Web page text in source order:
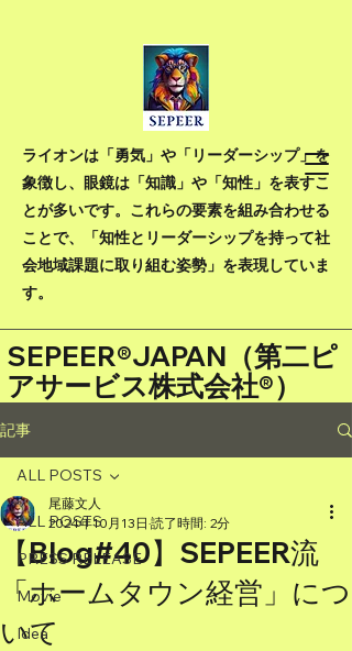
ライオンは「勇気」や「リーダーシップ」を
象徴し、眼鏡は「知識」や「知性」を表すこ
とが多いです。これらの要素を組み合わせる
ことで、「知性とリーダーシップを持って社
会地域課題に取り組む姿勢」を表現していま
す。
SEPEER®JAPAN（第二ピ
アサービス株式会社®）
記事
ALL POSTS
PRESS RELEASE
Movie
Idea
ALL POSTS
【Blog#40】SEPEER流
「ホームタウン経営」につ
いて
尾藤文人
2024年10月13日 読了時間: 2分